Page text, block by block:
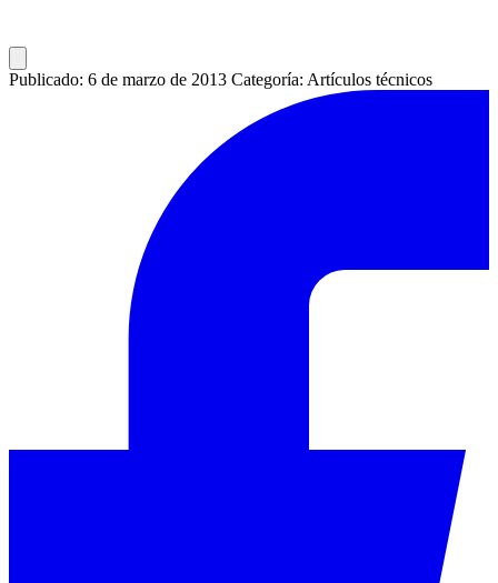
Publicado: 6 de marzo de 2013 Categoría: Artículos técnicos